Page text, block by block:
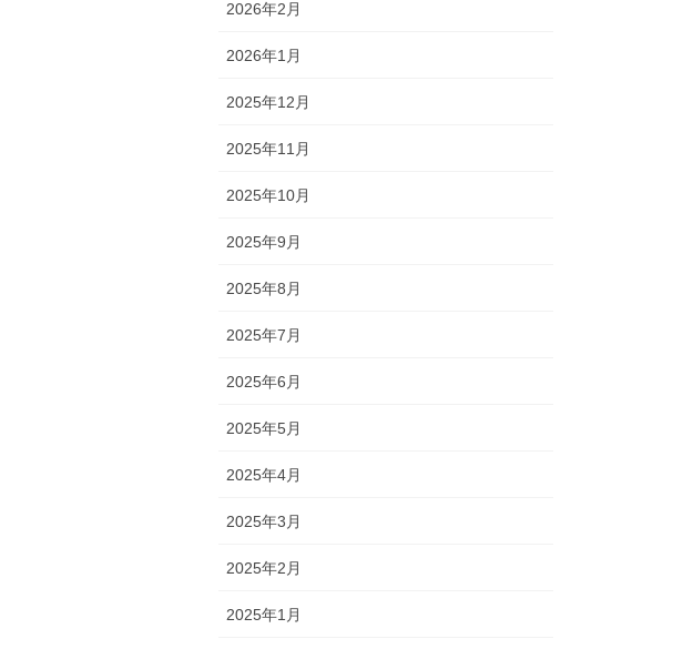
2026年2月
2026年1月
2025年12月
2025年11月
2025年10月
2025年9月
2025年8月
2025年7月
2025年6月
2025年5月
2025年4月
2025年3月
2025年2月
2025年1月